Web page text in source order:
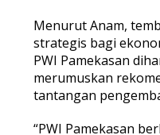
j
a
k
a
P
b
Menurut Anam,
strategis bagi
PWI Pamekasan
merumuskan
tantangan
“PWI Pamekasan